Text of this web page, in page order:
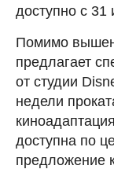
доступно с
Помимо
предлагает
от студии
недели
доступна по
предложение